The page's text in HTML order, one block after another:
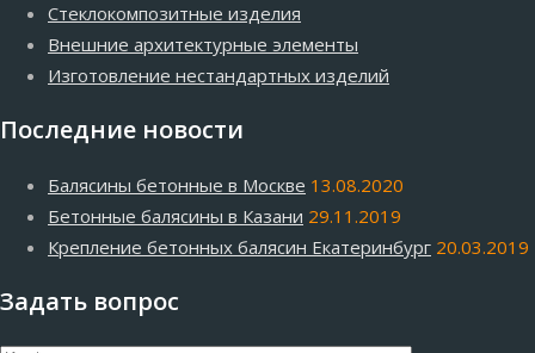
Стеклокомпозитные изделия
Внешние архитектурные элементы
Изготовление нестандартных изделий
Последние новости
Балясины бетонные в Москве 13.08.2020
Бетонные балясины в Казани 29.11.2019
Крепление бетонных балясин Екатеринбург 20.03.2019
Задать вопрос